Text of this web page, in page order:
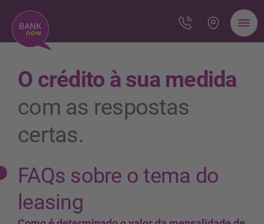
O crédito à sua medida
com as respostas
certas.
FAQs sobre o tema do
leasing